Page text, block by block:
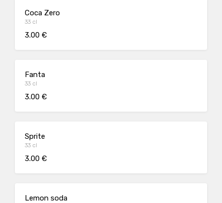
Coca Zero
33 cl
3.00 €
Fanta
33 cl
3.00 €
Sprite
33 cl
3.00 €
Lemon soda